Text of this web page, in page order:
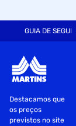
GUIA DE
Destacamos que
os preços
previstos no site